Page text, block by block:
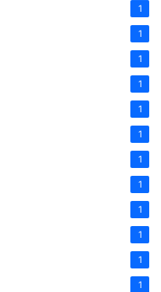
1
1
1
1
1
1
1
1
1
1
1
1